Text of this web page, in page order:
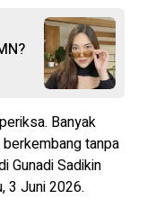
Banyak
tanpa
Gunadi Sadikin
3 Juni 2026.